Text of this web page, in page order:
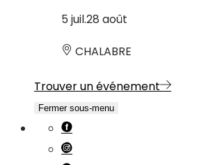
5 juil.28 août
CHALABRE
Trouver un événement
Fermer sous-menu